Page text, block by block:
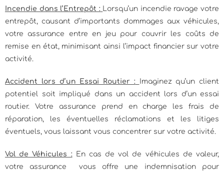
Incendie dans l’Entrepôt : Lorsqu’un incendie ravage votre
entrepôt, causant d’importants dommages aux véhicules,
votre assurance entre en jeu pour couvrir les coûts de
remise en état, minimisant ainsi l’impact financier sur votre
activité.
Accident lors d’un Essai Routier :
Imaginez qu’un client
potentiel soit impliqué dans un accident lors d’un essai
routier. Votre assurance prend en charge les frais de
réparation, les éventuelles réclamations et les litiges
éventuels, vous laissant vous concentrer sur votre activité.
Vol de Véhicules : En cas de vol de véhicules de valeur,
votre assurance vous offre une indemnisation pour